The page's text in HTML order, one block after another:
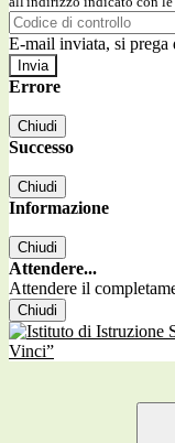
E-mail inviata, si prega
Errore
Chiudi
Successo
Chiudi
Informazione
Chiudi
Attendere...
Attendere il
Chiudi